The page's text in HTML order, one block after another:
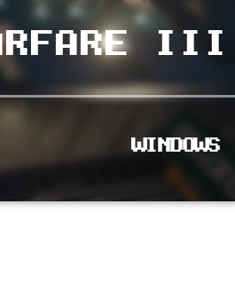
III
WINDOWS